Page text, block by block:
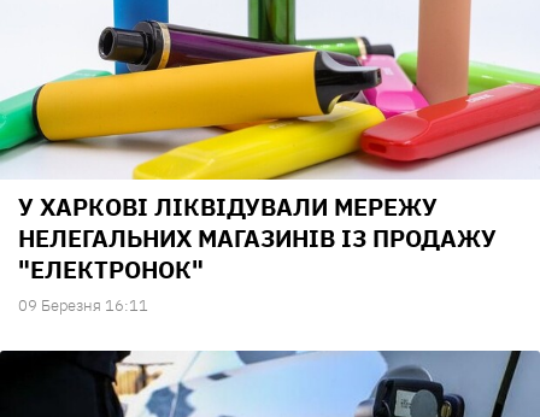
У ХАРКОВІ ЛІКВІДУВАЛИ МЕРЕЖУ
НЕЛЕГАЛЬНИХ МАГАЗИНІВ ІЗ ПРОДАЖУ
"ЕЛЕКТРОНОК"
09 Березня 16:11